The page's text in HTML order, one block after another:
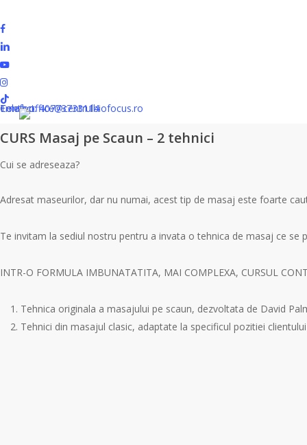
to
main
content
facebook
linkedin
youtube
instagram
tiktok
Inchiriere sali
Contact
Telefon: 40773733114
Email: office@centrulbiofocus.ro
CURS Masaj pe Scaun – 2 tehnici
Cui se adreseaza?
Adresat maseurilor, dar nu numai, acest tip de masaj este foarte
Te invitam la sediul nostru pentru a invata o tehnica de masaj ce
INTR-O FORMULA IMBUNATATITA, MAI COMPLEXA, CURSUL
Tehnica originala a masajului pe scaun, dezvoltata de David
Tehnici din masajul clasic, adaptate la specificul pozitiei